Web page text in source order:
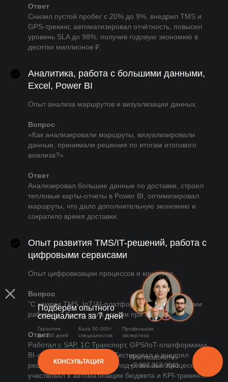
Ответ
Снизил пустой пробег с 20% до 9%, внедрил TMS и
GPS-трекинг, автоматизировал отчётность, повысил
уровень SLA до 98%, получив годовую экономию в
десятки миллионов ₽.
Аналитика, работа с большими данными,
Excel, Power BI
Опыт анализа маршрутов и визуализации данных.
Вопрос
«Как анализировали маршруты, визуализировали
данные, принимали решения по итогам итогового
анализа?»
Ответ
Анализировал большие данные по доставке, строил
тепловые карты-отчеты в Power BI, оптимизировал
маршруты, что дало дополнительную экономию и
сократило время доставки.
Опыт развития TMS/IT-решений, работа с
цифровыми сервисами
Опыт цифровизации процессов и контроля.
Вопрос
"С какими TMS, IoT/AI-платформами, BI-системами
работали? Какую роль играли при внедрении?"
Ответ
Работал с SAP, 1С:Транспорт, GPS/IoT-платформами,
BI-системами (Power BI). Тестировал и внедрял
решения, адаптировал их под реальные процессы,
участвовал в автоматизации бюджета и KPI-трекинге.
КОНСУЛЬТАЦИЯ
Или позвоните:
+7 967 367 9043
Профильная
экспертиза
База 50 000+
специалистов
Гарантия
до 180 дней
Подберём опытного
специалиста за 7 дней